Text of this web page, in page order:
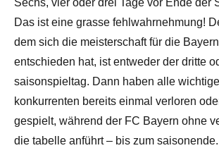
Sechs, vier oder drei Tage vor Ende der
Das ist eine grasse fehlwahrnehmung!
dem sich die meisterschaft für die
entschieden hat, ist entweder der dritte
saisonspieltag. Dann haben alle
konkurrenten bereits einmal verloren
gespielt, während der FC Bayern ohne
die tabelle anführt – bis zum saisonende.